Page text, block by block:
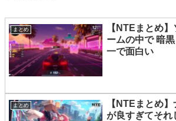
まとめ
【NTEまとめ
ームの中で 暗
一で面白い
まとめ
【NTEまとめ
が良すぎてそれ